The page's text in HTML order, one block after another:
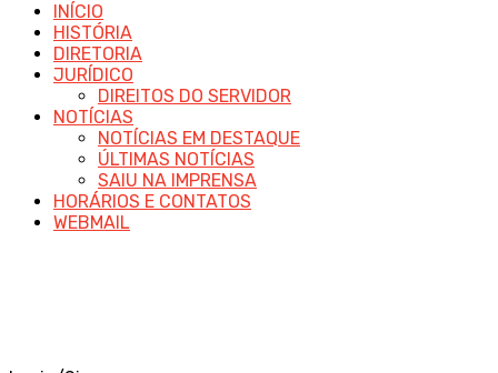
INÍCIO
HISTÓRIA
DIRETORIA
JURÍDICO
DIREITOS DO SERVIDOR
NOTÍCIAS
NOTÍCIAS EM DESTAQUE
ÚLTIMAS NOTÍCIAS
SAIU NA IMPRENSA
HORÁRIOS E CONTATOS
WEBMAIL